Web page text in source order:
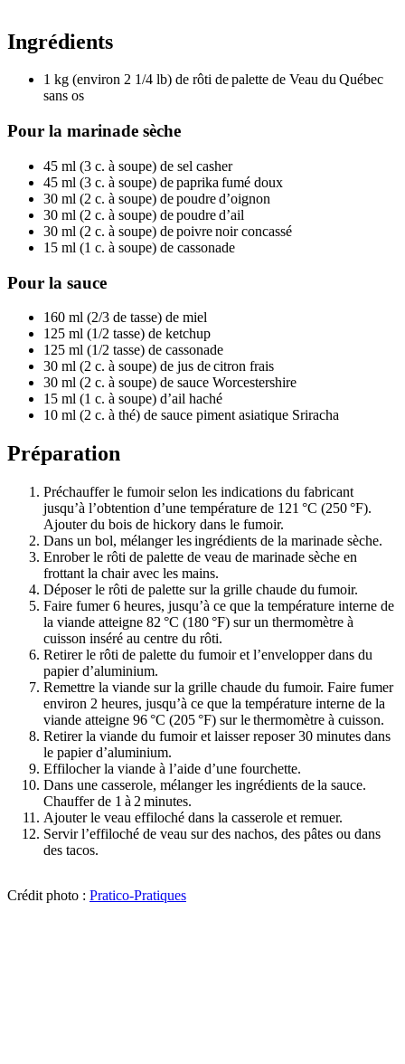
Ingrédients
1 kg (environ 2 1/4 lb) de rôti de palette de Veau du Québec
sans os
Pour la marinade sèche
45 ml (3 c. à soupe) de sel casher
45 ml (3 c. à soupe) de paprika fumé doux
30 ml (2 c. à soupe) de poudre d’oignon
30 ml (2 c. à soupe) de poudre d’ail
30 ml (2 c. à soupe) de poivre noir concassé
15 ml (1 c. à soupe) de cassonade
Pour la sauce
160 ml (2/3 de tasse) de miel
125 ml (1/2 tasse) de ketchup
125 ml (1/2 tasse) de cassonade
30 ml (2 c. à soupe) de jus de citron frais
30 ml (2 c. à soupe) de sauce Worcestershire
15 ml (1 c. à soupe) d’ail haché
10 ml (2 c. à thé) de sauce piment asiatique Sriracha
Préparation
Préchauffer le fumoir selon les indications du fabricant
jusqu’à l’obtention d’une température de 121 °C (250 °F).
Ajouter du bois de hickory dans le fumoir.
Dans un bol, mélanger les ingrédients de la marinade sèche.
Enrober le rôti de palette de veau de marinade sèche en
frottant la chair avec les mains.
Déposer le rôti de palette sur la grille chaude du fumoir.
Faire fumer 6 heures, jusqu’à ce que la température interne de
la viande atteigne 82 °C (180 °F) sur un thermomètre à
cuisson inséré au centre du rôti.
Retirer le rôti de palette du fumoir et l’envelopper dans du
papier d’aluminium.
Remettre la viande sur la grille chaude du fumoir. Faire fumer
environ 2 heures, jusqu’à ce que la température interne de la
viande atteigne 96 °C (205 °F) sur le thermomètre à cuisson.
Retirer la viande du fumoir et laisser reposer 30 minutes dans
le papier d’aluminium.
Effilocher la viande à l’aide d’une fourchette.
Dans une casserole, mélanger les ingrédients de la sauce.
Chauffer de 1 à 2 minutes.
Ajouter le veau effiloché dans la casserole et remuer.
Servir l’effiloché de veau sur des nachos, des pâtes ou dans
des tacos.
Crédit photo : Pratico-Pratiques